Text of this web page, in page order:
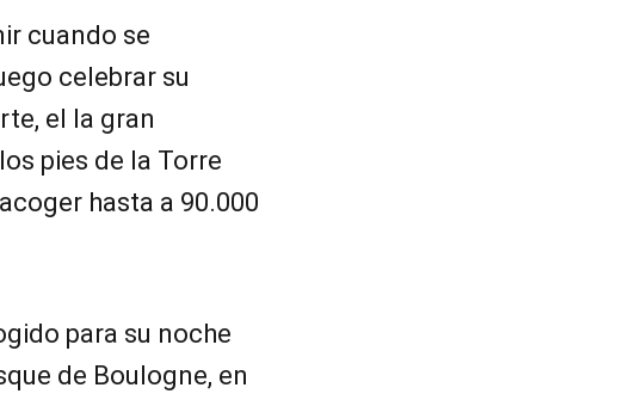
cuando se
celebrar su
el la gran
pies de la Torre
hasta a 90.000
para su noche
de Boulogne, en